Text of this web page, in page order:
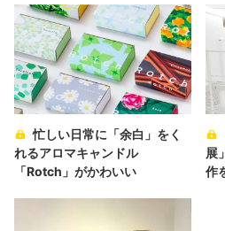
忙しい日常に「余白」をく
れるアロマキャンドル
「Rotch」がかわいい
展
作